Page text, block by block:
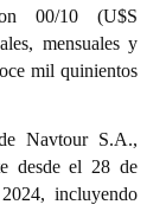
00/10 (U$S
mensuales y
mil quinientos
Navtour S.A.,
desde el 28 de
incluyendo